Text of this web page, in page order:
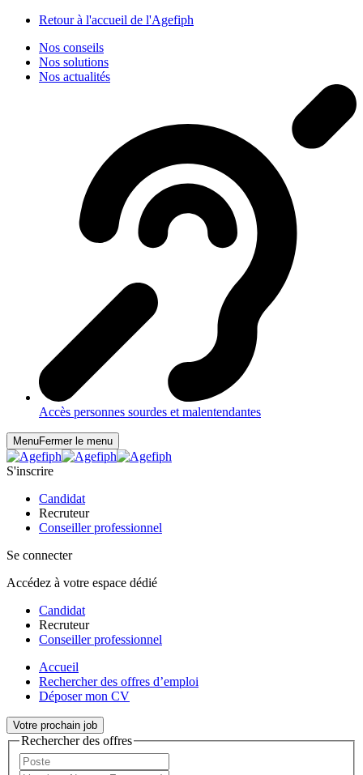
Retour à l'accueil de l'Agefiph
Nos conseils
Nos solutions
Nos actualités
Accès personnes sourdes et malentendantes
MenuFermer le menu
S'inscrire
Candidat
Recruteur
Conseiller professionnel
Se connecter
Accédez à votre espace dédié
Candidat
Recruteur
Conseiller professionnel
Accueil
Rechercher des offres d’emploi
Déposer mon CV
Votre prochain job
Rechercher des offres